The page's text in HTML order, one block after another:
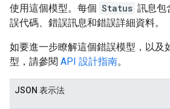
使用這個模型。每個 Status 訊息包
誤代碼、錯誤訊息和錯誤詳細資料。
如要進一步瞭解這個錯誤模型，以及
型，請參閱 API 設計指南。
JSON 表示法